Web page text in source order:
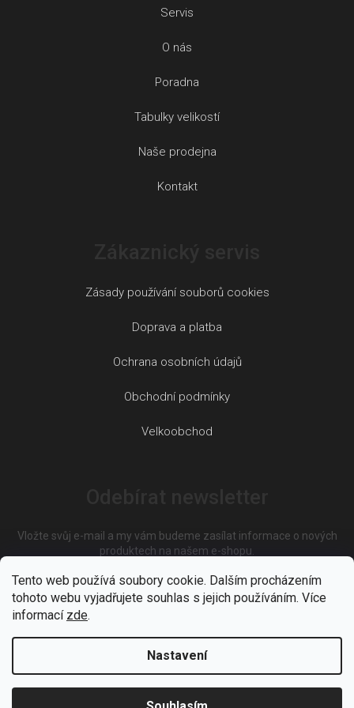
Tento web používá soubory cookie. Dalším procházením
tohoto webu vyjadřujete souhlas s jejich používáním. Více
informací zde.
Nastavení
Servis
O nás
Poradna
Tabulky velikostí
Naše prodejna
Kontakt
Zásady používání souborů cookies
Doprava a platba
Ochrana osobních údajů
Obchodní podmínky
Velkoobchod
Vložte svůj e-mail a my vám budeme zasílat informace o nových
produktech na našem e-shopu.
E-mail
Vložením e-mailu souhlasíte spodmínkami ochrany osobních
údajů